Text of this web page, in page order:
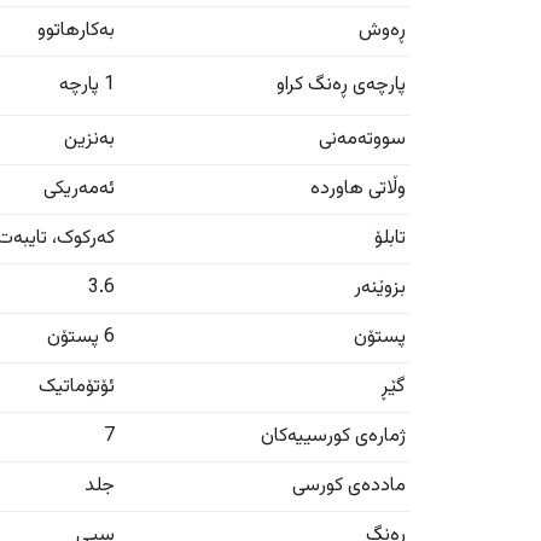
ڕەوش
بەکارهاتوو
پارچەی ڕەنگ کراو
1 پارچە
سووتەمەنی
بەنزین
وڵاتی هاوردە
ئەمەریکی
تابلۆ
کەرکوک،
بزوێنەر
3.6
پستۆن
6 پستۆن
گێڕ
ئۆتۆماتیک
ژمارەی کورسییەکان
7
ماددەی کورسی
جلد